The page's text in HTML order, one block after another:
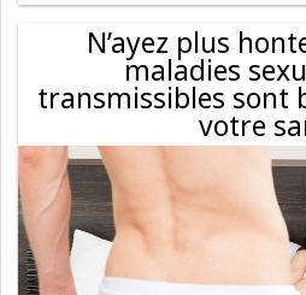
N’ayez plus
maladies
transmissibles sont
votre